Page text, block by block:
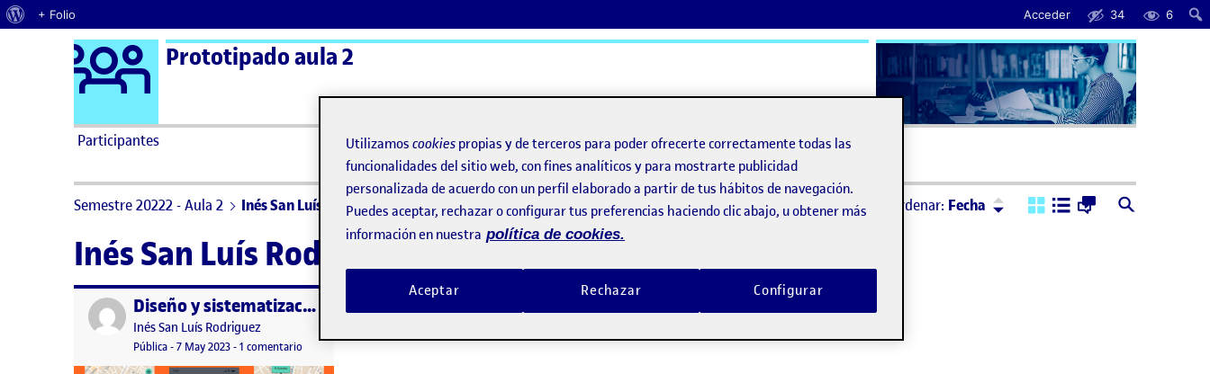
Acerca de WordPress
+ Folio Acceder 34 6
Saltar al contenido Logo Ágora
Prototipado aula 2
Participantes ActiFolios Ayuda
Semestre 20222 - Aula 2 Inés San Luís Rodriguez Ordenar: Fecha Ordenar:Descendente
Inés San Luís Rodriguez
Publicado por Diseño y sistematización de una interfaz gráfica
Publicado por
Inés San Luís Rodriguez
Visibilidad:
Pública-Fecha de publicación
7 May 2023-1 comentario en Diseño y sistematización de una interfaz gráfica
Utilizamos cookies propias y de terceros para poder ofrecerte correctamente todas las
funcionalidades del sitio web, con fines analíticos y para mostrarte publicidad
personalizada de acuerdo con un perfil elaborado a partir de tus hábitos de navegación.
Puedes aceptar, rechazar o configurar tus preferencias haciendo clic abajo, u obtener más
información en nuestra política de cookies.
Rechazar
Aceptar Configurar